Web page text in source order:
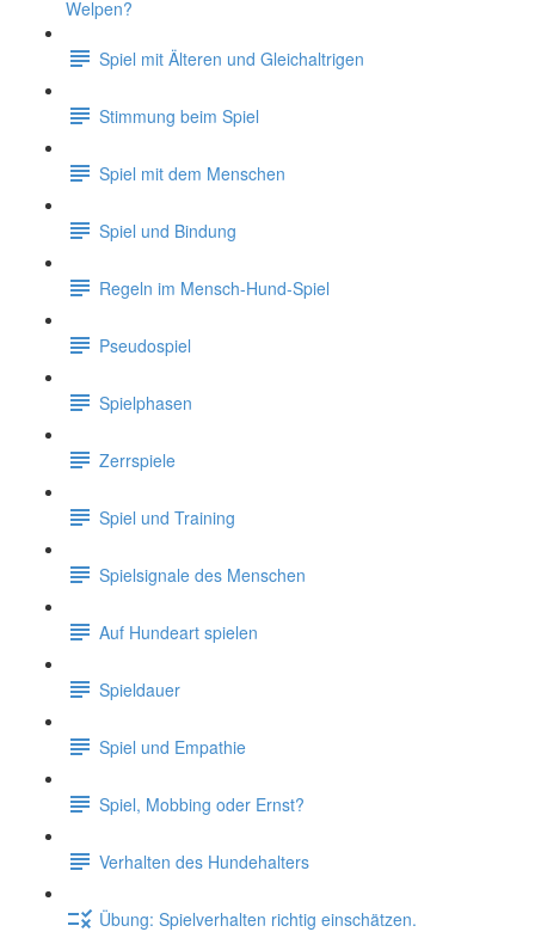
Welpen?
Spiel mit Älteren und Gleichaltrigen
Stimmung beim Spiel
Spiel mit dem Menschen
Spiel und Bindung
Regeln im Mensch-Hund-Spiel
Pseudospiel
Spielphasen
Zerrspiele
Spiel und Training
Spielsignale des Menschen
Auf Hundeart spielen
Spieldauer
Spiel und Empathie
Spiel, Mobbing oder Ernst?
Verhalten des Hundehalters
Übung: Spielverhalten richtig einschätzen.